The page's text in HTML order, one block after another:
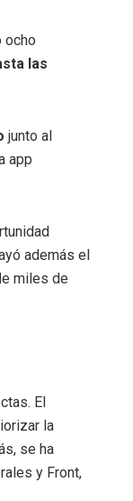
ocho
las
junto al
app
además el
miles de
El
la
se ha
y Front,